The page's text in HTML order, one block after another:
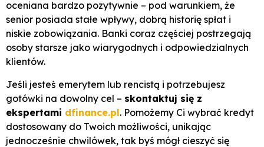
oceniana bardzo pozytywnie – pod warunkiem, że
senior posiada stałe wpływy, dobrą historię spłat i
niskie zobowiązania. Banki coraz częściej postrzegają
osoby starsze jako wiarygodnych i odpowiedzialnych
klientów.
Jeśli jesteś emerytem lub rencistą i potrzebujesz
gotówki na dowolny cel – skontaktuj się z
ekspertami dfinance.pl. Pomożemy Ci wybrać kredyt
dostosowany do Twoich możliwości, unikając
jednocześnie chwilówek, tak byś mógł cieszyć się